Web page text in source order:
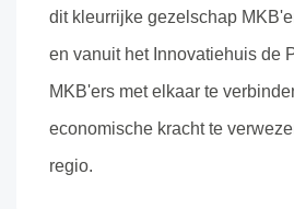
dit kleurrijke gezelschap
en vanuit het Innovatiehuis de
MKB'ers met elkaar te
economische kracht te
regio.